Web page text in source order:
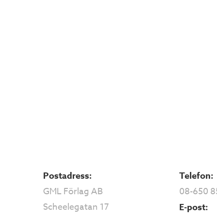
Postadress:
GML Förlag AB
Scheelegatan 17
Telefon:
08-650
E-post: